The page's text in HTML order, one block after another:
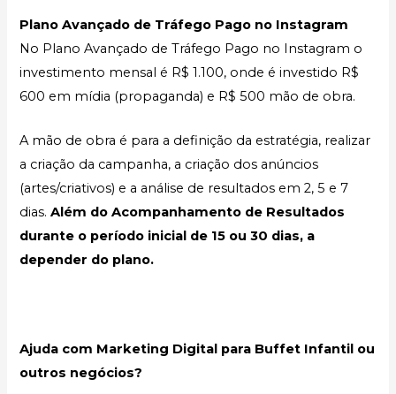
Plano Avançado de Tráfego Pago no Instagram
No Plano Avançado de Tráfego Pago no Instagram o
investimento mensal é R$ 1.100, onde é investido R$
600 em mídia (propaganda) e R$ 500 mão de obra.
A mão de obra é para a definição da estratégia, realizar
a criação da campanha, a criação dos anúncios
(artes/criativos) e a análise de resultados em 2, 5 e 7
dias.Além do Acompanhamento de Resultados
durante o período inicial de 15 ou 30 dias, a
depender do plano.
Ajuda com Marketing Digital para Buffet Infantil ou
outros negócios?